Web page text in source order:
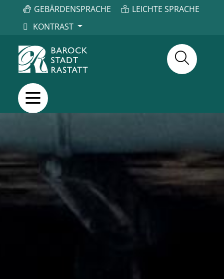
GEBÄRDENSPRACHE
LEICHTE SPRACHE
KONTRAST